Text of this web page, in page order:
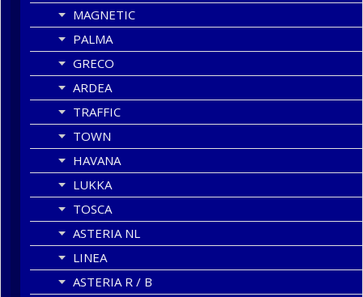
MAGNETIC
PALMA
GRECO
ARDEA
TRAFFIC
TOWN
HAVANA
LUKKA
TOSCA
ASTERIA NL
LINEA
ASTERIA R / B